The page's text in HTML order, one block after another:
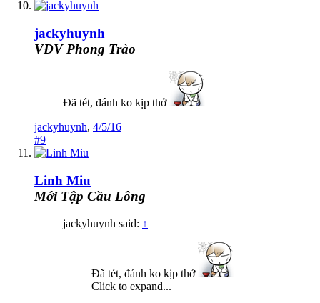
jackyhuynh
VĐV Phong Trào
Đã tét, đánh ko kịp thở
jackyhuynh, 4/5/16
#9
Linh Miu
Mới Tập Cầu Lông
jackyhuynh said: ↑
Đã tét, đánh ko kịp thở
Click to expand...